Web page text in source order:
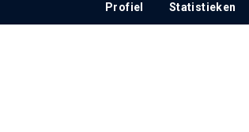
Profiel Statistieken